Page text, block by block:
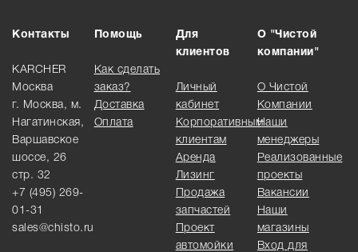
Контакты
KARCHER
Москва
г. Москва, м.
Нагатинская,
Варшавское
шоссе, 26
стр. 32
+7 (495) 269-
01-31
sales@chisto.ru
Помощь
Как сделать
заказ?
Доставка
Оплата
Для
клиентов
Личный
кабинет
Корпоративным
клиентам
Аренда
Лизинг
Продажа
запчастей
Проект
автомойки
О "Чистой
компании"
О Чистой
Компании
Наши
менеджеры
Реализованные
проекты
Вакансии
Наши
магазины
Вход для